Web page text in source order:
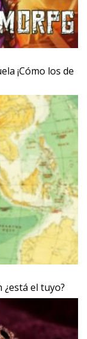
¡Cómo los de
el tuyo?